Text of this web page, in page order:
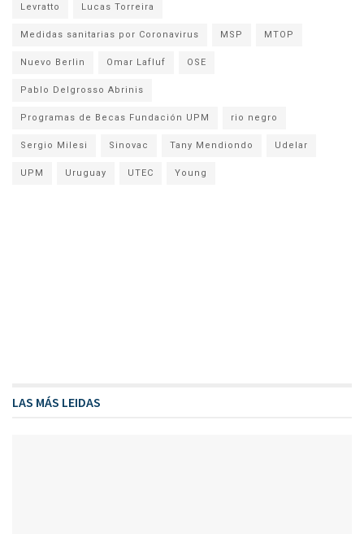
Levratto Lucas Torreira
Medidas sanitarias por Coronavirus MSP MTOP
Nuevo Berlin Omar Lafluf OSE
Pablo Delgrosso Abrinis
Programas de Becas Fundación UPM rio negro
Sergio Milesi Sinovac Tany Mendiondo Udelar
UPM Uruguay UTEC Young
LAS MÁS LEIDAS